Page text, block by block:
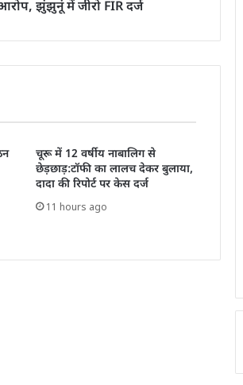
झुंझुनूं में जीरो FIR दर्ज
चूरू में 12 वर्षीय नाबालिग से
छेड़छाड़:टॉफी का लालच देकर बुलाया,
दादा की रिपोर्ट पर केस दर्ज
11 hours ago